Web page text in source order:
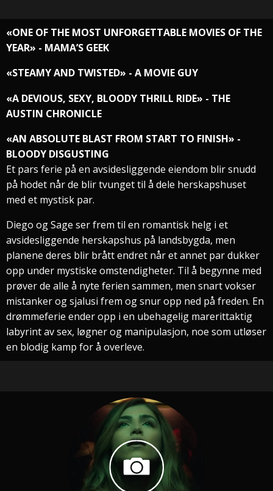
«ONE OF THE MOST UNFORGETTABLE MOVIES OF THE
YEAR» - MAMA’S GEEK
«STEAMY AND TWISTED» - A MOVIE GUY
«A DEVIOUS, SEXY, BLOODY THRILL RIDE» - THE
AUSTIN CHRONICLE
«AN ABSOLUTE BLAST FROM START TO FINISH» -
BLOODY DISGUSTING
Et pars ferie på en avsidesliggende eiendom blir snudd
på hodet når de blir tvunget til å dele herskapshuset
med et mystisk par.
Diego og Sage ser frem til en romantisk helg i et
avsidesliggende herskapshus på landsbygda, men
planene deres blir brått endret når et annet par dukker
opp under mystiske omstendigheter. Til å begynne med
prøver de alle å nyte ferien sammen, men snart vokser
mistanker og sjalusi frem og snur opp ned på freden. En
drømmeferie ender opp i en ubehagelig marerittaktig
labyrint av sex, løgner og manipulasjon, noe som utløser
en blodig kamp for å overleve.